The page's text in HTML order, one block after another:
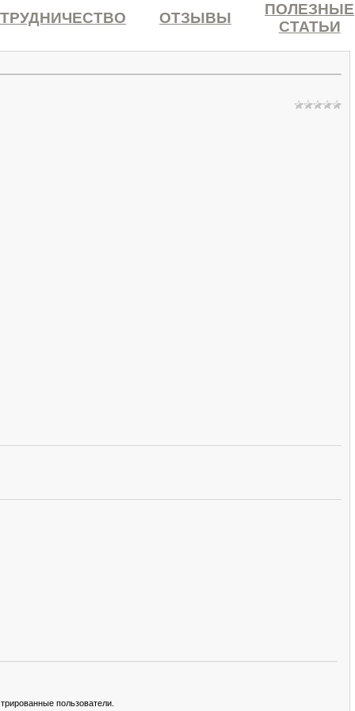
ОТЗЫВЫ
ПОЛЕЗНЫЕ
СТАТЬИ
пользователи.